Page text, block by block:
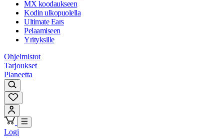
MX koodaukseen
Kodin ulkopuolella
Ultimate Ears
Pelaamiseen
Yrityksille
Ohjelmistot
Tarjoukset
Planeetta
Logi